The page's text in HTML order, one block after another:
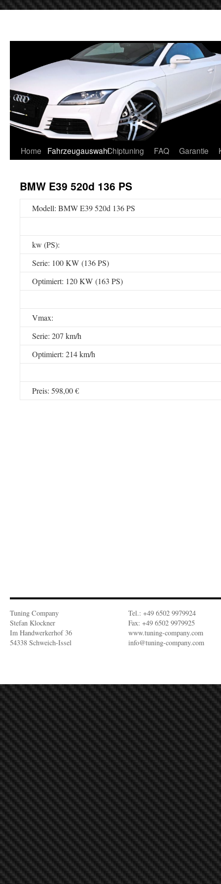
Home FahrzeugauswahlChiptuning FAQ Garantie
BMW E39 520d 136 PS
Modell: BMW E39 520d 136 PS
kw (PS):
Serie: 100 KW (136 PS)
Optimiert: 120 KW (163 PS)
Vmax:
Serie: 207 km/h
Optimiert: 214 km/h
Preis: 598,00 €
Tuning Company
Stefan Klockner
Im Handwerkerhof 36
54338 Schweich-Issel
Tel.: +49 6502 9979924
Fax: +49 6502 9979925
www.tuning-company.com
info@tuning-company.com